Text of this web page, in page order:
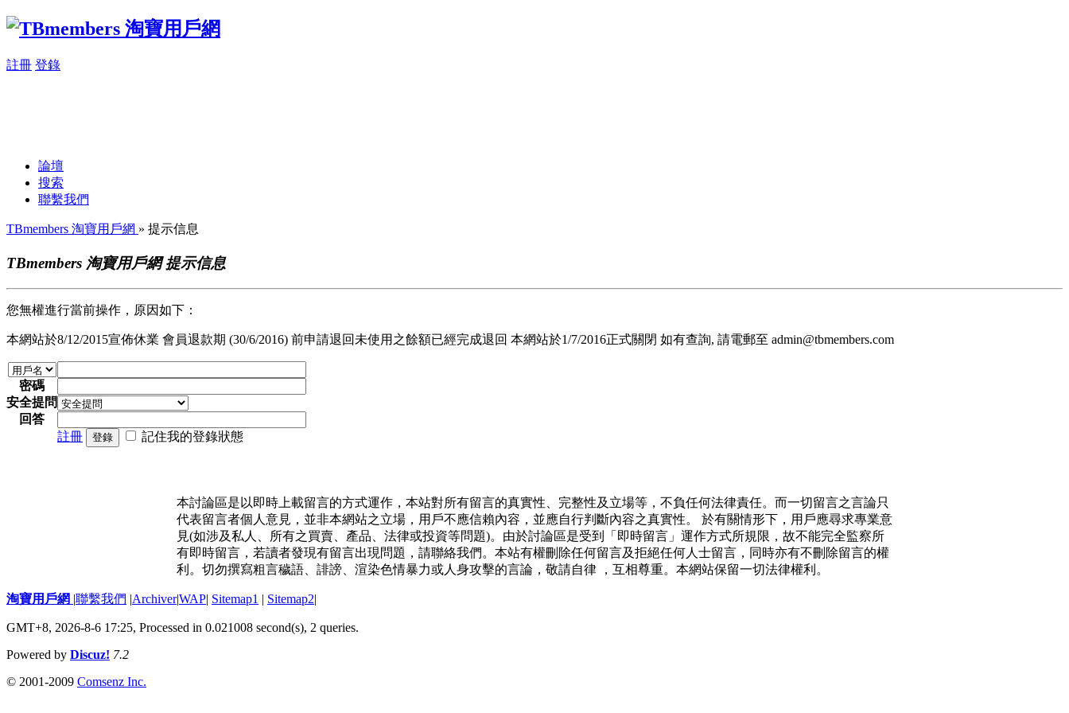
註冊 登錄
論壇
搜索
聯繫我們
TBmembers 淘寶用戶網 » 提示信息
TBmembers 淘寶用戶網 提示信息
您無權進行當前操作，原因如下：
本網站於8/12/2015宣佈休業 會員退款期 (30/6/2016) 前申請退回未使用之餘額已經完成退回 本網站於1/7/2016正式關閉 如有查詢, 請電郵至 admin@tbmembers.com
密碼
安全提問
回答
註冊
登錄 記住我的登錄狀態
本討論區是以即時上載留言的方式運作，本站對所有留言的真實性、完整性及立場等，不負任何法律責任。而一切留言之言論只
代表留言者個人意見，並非本網站之立場，用戶不應信賴內容，並應自行判斷內容之真實性。 於有關情形下，用戶應尋求專業意
見(如涉及私人、所有之買賣、產品、法律或投資等問題)。由於討論區是受到「即時留言」運作方式所規限，故不能完全監察所
有即時留言，若讀者發現有留言出現問題，請聯絡我們。本站有權刪除任何留言及拒絕任何人士留言，同時亦有不刪除留言的權
利。切勿撰寫粗言穢語、誹謗、渲染色情暴力或人身攻擊的言論，敬請自律 ，互相尊重。本網站保留一切法律權利。
淘寶用戶網 |聯繫我們 |Archiver|WAP| Sitemap1 | Sitemap2|
GMT+8, 2026-8-6 17:25, Processed in 0.021008 second(s), 2 queries.
Powered by Discuz! 7.2
© 2001-2009 Comsenz Inc.